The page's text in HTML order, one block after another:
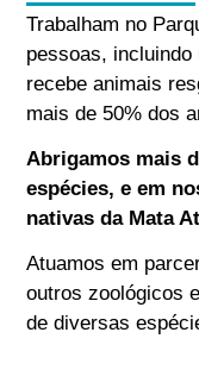
Trabalham no
pessoas,
recebe animais
mais de 50% dos
Abrigamos mais
espécies, e em
nativas da Mata
Atuamos em
outros zoológicos
de diversas